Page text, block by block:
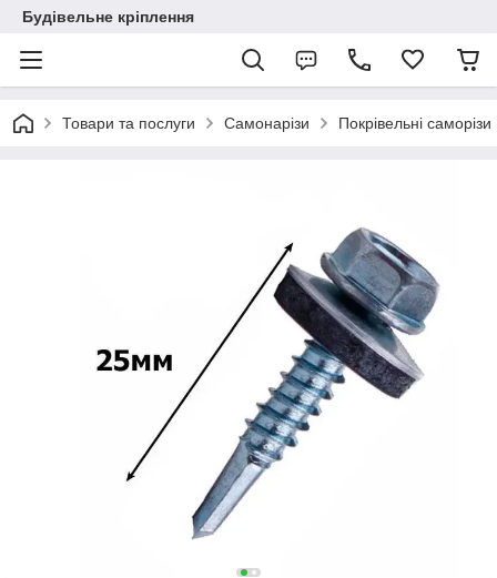
Будівельне кріплення
Товари та послуги Самонарізи Покрівельні саморізи